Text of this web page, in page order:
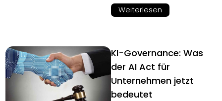
Weiterlesen
KI-Governance: Was
der AI Act für
Unternehmen jetzt
bedeutet